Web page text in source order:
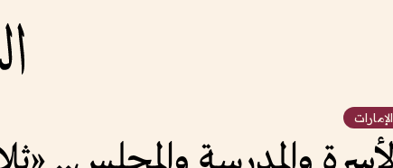
الإمارات